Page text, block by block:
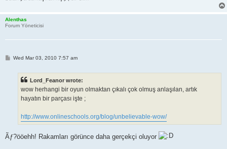
Alenthas
Forum Yöneticisi
PWed Mar 03, 2010 7:57 am
Lord_Feanor wrote:
wow herhangi bir oyun olmaktan çıkalı çok olmuş anlaşılan, artık
hayatın bir parçası işte ;
http://www.onlineschools.org/blog/unbelievable-wow/
Ãƒ?ööehh! Rakamları görünce daha gerçekçi oluyor